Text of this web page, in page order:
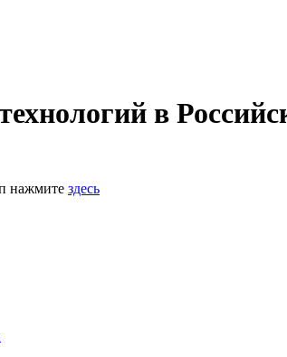
в
нажмите здесь